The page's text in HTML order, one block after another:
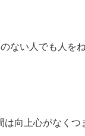
ない人でも人を
は向上心がなく